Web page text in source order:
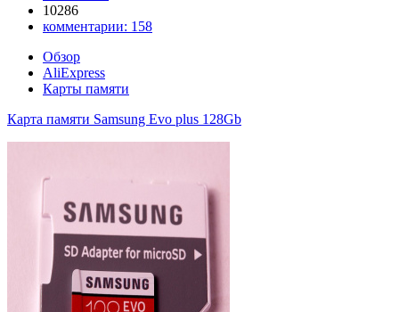
10286
комментарии: 158
Обзор
AliExpress
Карты памяти
Карта памяти Samsung Evo plus 128Gb